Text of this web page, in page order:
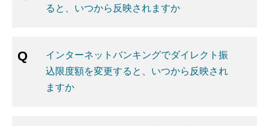
ると、いつから反映されますか
インターネットバンキングでダイレクト振
込限度額を変更すると、いつから反映され
ますか